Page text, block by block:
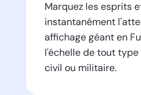
Marquez les esprits
instantanément
affichage géant en
l'échelle de tout
civil ou militaire.